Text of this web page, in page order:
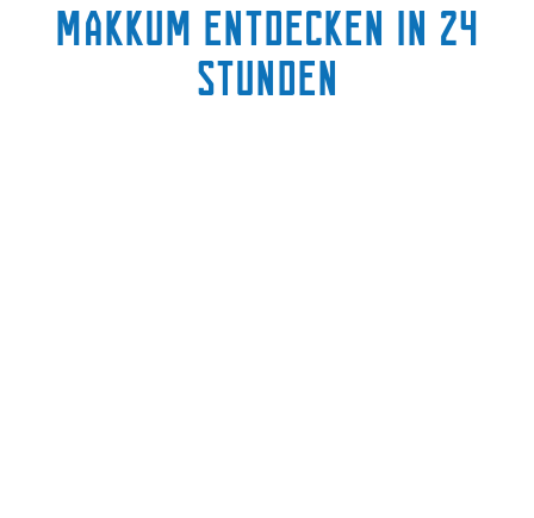
Makkum entdecken in 24
Stunden